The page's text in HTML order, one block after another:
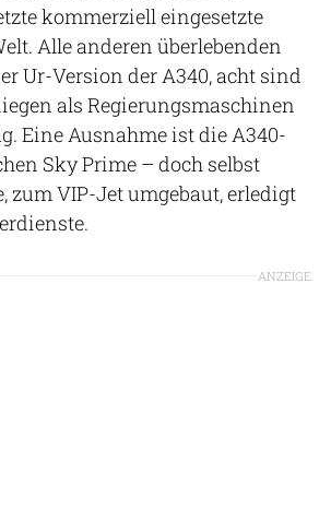
kommerziell eingesetzte
Alle anderen überlebenden
Ur-Version der A340, acht sind
als Regierungsmaschinen
Eine Ausnahme ist die A340-
Sky Prime – doch selbst
zum VIP-Jet umgebaut, erledigt
ANZEIGE